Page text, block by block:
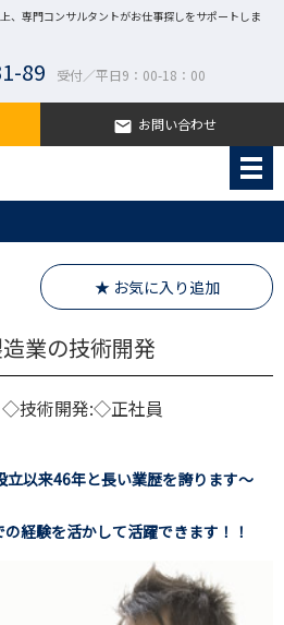
、専門コンサルタントがお仕事探しをサポートしま
89 受付／平日9：00-18：00
email お問い合わせ
★ お気に入り追加
業の技術開発
◇技術開発:◇正社員
来46年と長い業歴を誇ります～
して活躍できます！！